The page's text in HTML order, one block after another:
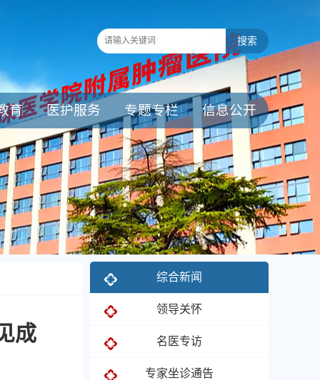
育 医护服务 专题专栏 信息公开
成
综合新闻
领导关怀
名医专访
专家坐诊通告